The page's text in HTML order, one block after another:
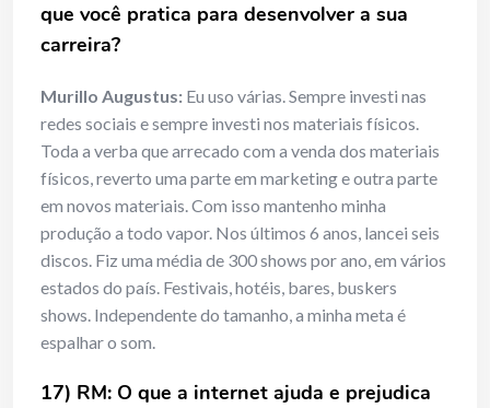
que você pratica para desenvolver a sua
carreira?
Murillo Augustus: Eu uso várias. Sempre investi nas
redes sociais e sempre investi nos materiais físicos.
Toda a verba que arrecado com a venda dos materiais
físicos, reverto uma parte em marketing e outra parte
em novos materiais. Com isso mantenho minha
produção a todo vapor. Nos últimos 6 anos, lancei seis
discos. Fiz uma média de 300 shows por ano, em vários
estados do país. Festivais, hotéis, bares, buskers
shows. Independente do tamanho, a minha meta é
espalhar o som.
17) RM: O que a internet ajuda e prejudica